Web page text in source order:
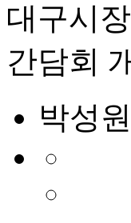
대구시
간담회
박성